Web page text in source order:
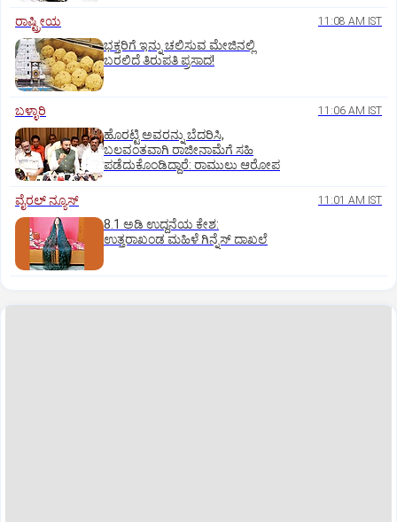
ರಾಷ್ಟ್ರೀಯ 11:08 AM IST
ಭಕ್ತರಿಗೆ ಇನ್ನು ಚಲಿಸುವ ಮೇಜಿನಲ್ಲಿ
ಬರಲಿದೆ ತಿರುಪತಿ ಪ್ರಸಾದ!
ಬಳ್ಳಾರಿ 11:06 AM IST
ಹೊರಟ್ಟಿ ಅವರನ್ನು ಬೆದರಿಸಿ,
ಬಲವಂತವಾಗಿ ರಾಜೀನಾಮೆಗೆ ಸಹಿ
ಪಡೆದುಕೊಂಡಿದ್ದಾರೆ: ರಾಮುಲು ಆರೋಪ
ವೈರಲ್ ನ್ಯೂಸ್ 11:01 AM IST
8.1 ಅಡಿ ಉದ್ದನೆಯ ಕೇಶ:
ಉತ್ತರಾಖಂಡ ಮಹಿಳೆ ಗಿನ್ನೆಸ್‌ ದಾಖಲೆ